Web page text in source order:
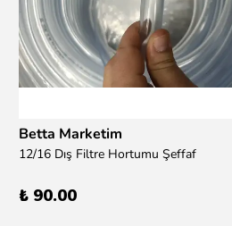
Betta Marketim
12/16 Dış Filtre Hortumu Şeffaf
₺ 90.00